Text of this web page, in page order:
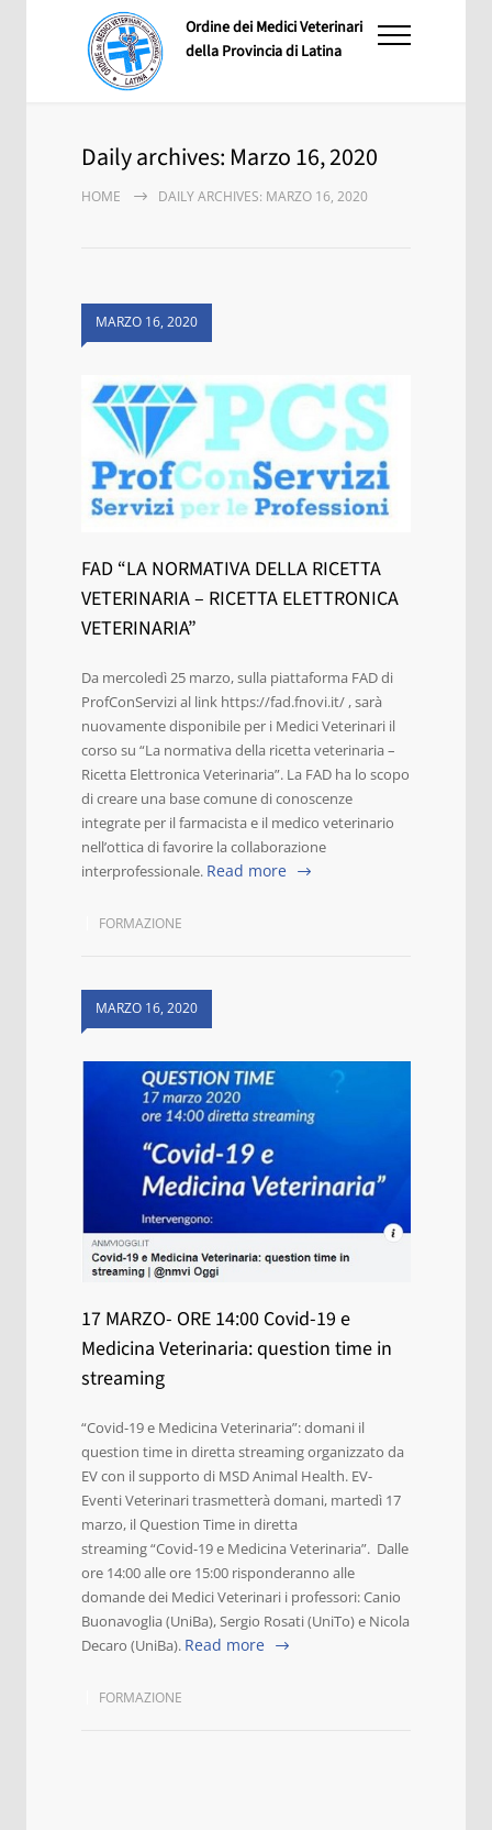
Ordine dei Medici Veterinari
della Provincia di Latina
Daily archives: Marzo 16, 2020
HOME DAILY ARCHIVES: MARZO 16, 2020
MARZO 16, 2020
FAD “LA NORMATIVA DELLA RICETTA
VETERINARIA – RICETTA ELETTRONICA
VETERINARIA”
Da mercoledì 25 marzo, sulla piattaforma FAD di
ProfConServizi al link https://fad.fnovi.it/ , sarà
nuovamente disponibile per i Medici Veterinari il
corso su “La normativa della ricetta veterinaria –
Ricetta Elettronica Veterinaria”. La FAD ha lo scopo
di creare una base comune di conoscenze
integrate per il farmacista e il medico veterinario
nell’ottica di favorire la collaborazione
interprofessionale. Read more
FORMAZIONE
MARZO 16, 2020
17 MARZO- ORE 14:00 Covid-19 e
Medicina Veterinaria: question time in
streaming
“Covid-19 e Medicina Veterinaria”: domani il
question time in diretta streaming organizzato da
EV con il supporto di MSD Animal Health. EV-
Eventi Veterinari trasmetterà domani, martedì 17
marzo, il Question Time in diretta
streaming “Covid-19 e Medicina Veterinaria”. Dalle
ore 14:00 alle ore 15:00 risponderanno alle
domande dei Medici Veterinari i professori: Canio
Buonavoglia (UniBa), Sergio Rosati (UniTo) e Nicola
Decaro (UniBa). Read more
FORMAZIONE